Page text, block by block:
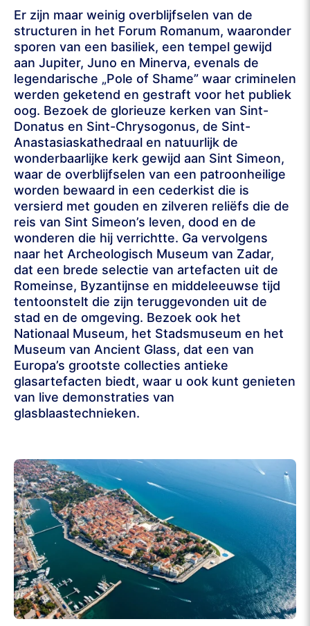
Er zijn maar weinig overblijfselen van de
structuren in het Forum Romanum, waaronder
sporen van een basiliek, een tempel gewijd
aan Jupiter, Juno en Minerva, evenals de
legendarische „Pole of Shame” waar criminelen
werden geketend en gestraft voor het publiek
oog. Bezoek de glorieuze kerken van Sint-
Donatus en Sint-Chrysogonus, de Sint-
Anastasiaskathedraal en natuurlijk de
wonderbaarlijke kerk gewijd aan Sint Simeon,
waar de overblijfselen van een patroonheilige
worden bewaard in een cederkist die is
versierd met gouden en zilveren reliëfs die de
reis van Sint Simeon’s leven, dood en de
wonderen die hij verrichtte. Ga vervolgens
naar het Archeologisch Museum van Zadar,
dat een brede selectie van artefacten uit de
Romeinse, Byzantijnse en middeleeuwse tijd
tentoonstelt die zijn teruggevonden uit de
stad en de omgeving. Bezoek ook het
Nationaal Museum, het Stadsmuseum en het
Museum van Ancient Glass, dat een van
Europa’s grootste collecties antieke
glasartefacten biedt, waar u ook kunt genieten
van live demonstraties van
glasblaastechnieken.